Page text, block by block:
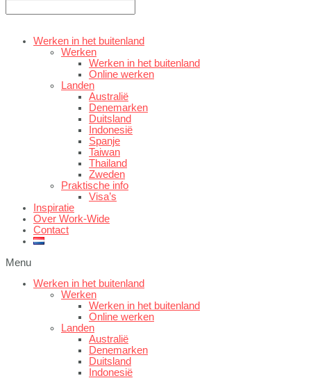
Werken in het buitenland
Werken
Werken in het buitenland
Online werken
Landen
Australië
Denemarken
Duitsland
Indonesië
Spanje
Taiwan
Thailand
Zweden
Praktische info
Visa’s
Inspiratie
Over Work-Wide
Contact
Menu
Werken in het buitenland
Werken
Werken in het buitenland
Online werken
Landen
Australië
Denemarken
Duitsland
Indonesië